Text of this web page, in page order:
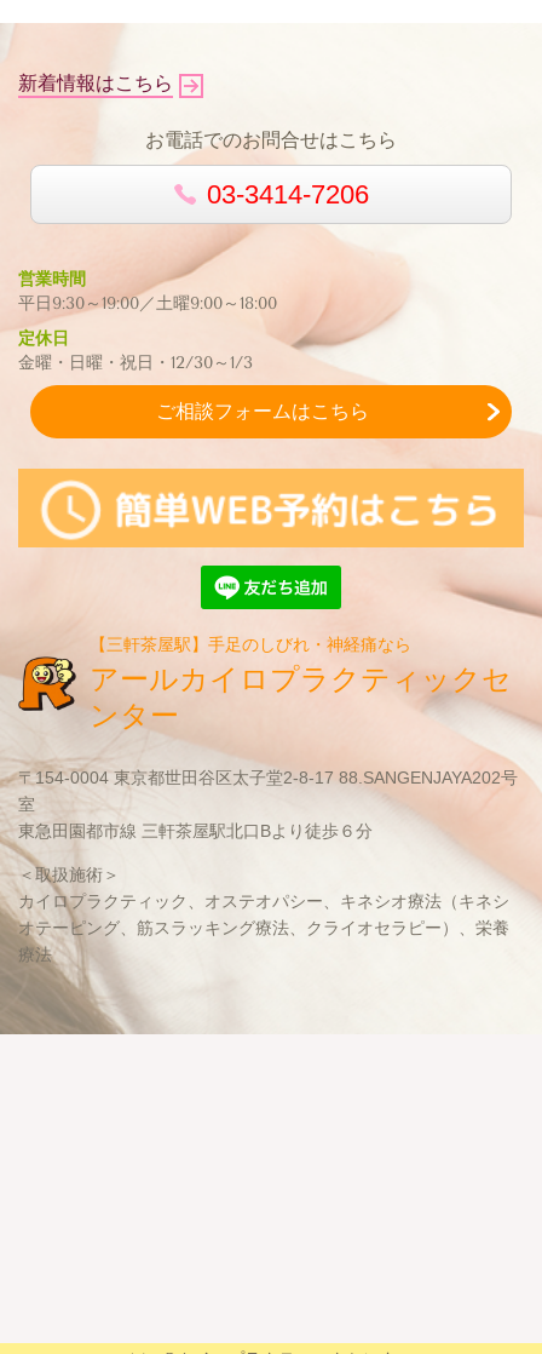
新着情報はこちら
お電話でのお問合せはこちら
03-3414-7206
営業時間
平日9:30～19:00／土曜9:00～18:00
定休日
金曜・日曜・祝日・12/30～1/3
ご相談フォームはこちら
【三軒茶屋駅】手足のしびれ・神経痛なら
アールカイロプラクティックセ
ンター
〒154-0004 東京都世田谷区太子堂2-8-17 88.SANGENJAYA202号
室
東急田園都市線 三軒茶屋駅北口Bより徒歩６分
＜取扱施術＞
カイロプラクティック、オステオパシー、キネシオ療法（キネシ
オテーピング、筋スラッキング療法、クライオセラピー）、栄養
療法